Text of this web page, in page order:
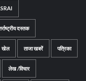
दस्तक
खेल ताजा खबरें पत्रिका
लेख /विचार